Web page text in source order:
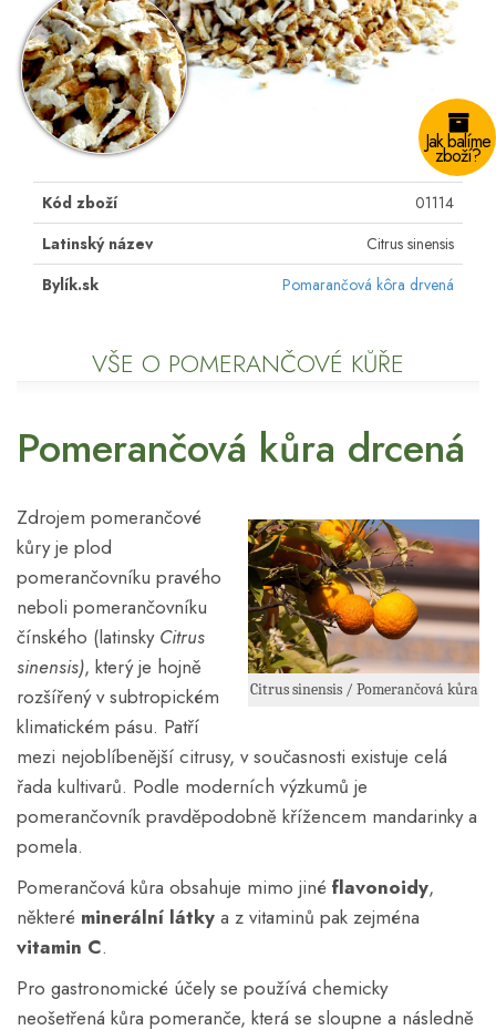
Jak balíme
zboží?
Kód zboží
01114
Latinský název
Citrus sinensis
Bylík.sk
Pomarančová kôra drvená
VŠE O POMERANČOVÉ KŮŘE
Pomerančová kůra drcená
Citrus sinensis / Pomerančová kůra
Zdrojem pomerančové
kůry je plod
pomerančovníku pravého
neboli pomerančovníku
čínského (latinsky Citrus
sinensis), který je hojně
rozšířený v subtropickém
klimatickém pásu. Patří
mezi nejoblíbenější citrusy, v současnosti existuje celá
řada kultivarů. Podle moderních výzkumů je
pomerančovník pravděpodobně křížencem mandarinky a
pomela.
Pomerančová kůra obsahuje mimo jiné flavonoidy,
některé minerální látky a z vitaminů pak zejména
vitamin C.
Pro gastronomické účely se používá chemicky
neošetřená kůra pomeranče, která se sloupne a následně